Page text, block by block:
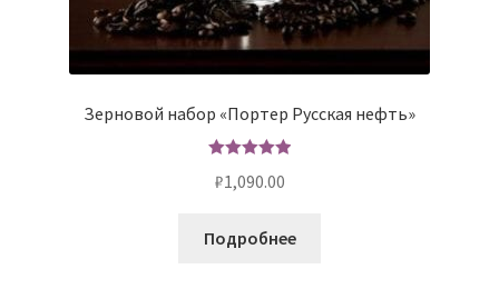
Зерновой набор «Портер Русская нефть»
из 5
₽1,090.00
Подробнее